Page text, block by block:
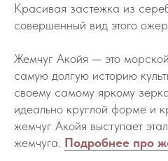
Красивая застежка из
совершенный вид этого
Жемчуг Aкойя — это
самую долгую историю
своему самому яркому
идеально круглой форме и
жемчуг Акойя выступает
жемчуга. Подробнее про